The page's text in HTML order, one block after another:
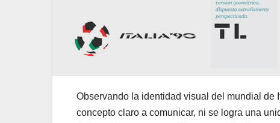
Observando la identidad visual del mundial de
concepto claro a comunicar, ni se logra una